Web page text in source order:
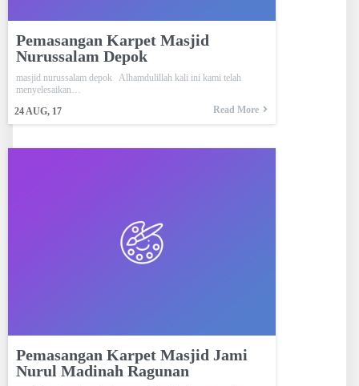
Pemasangan Karpet Masjid
Nurussalam Depok
24AUG, 17
masjid nurussalam depok Alhamdulillah kali ini kami telah
menyelesaikan…
Read More
Pemasangan Karpet Masjid Jami
Nurul Madinah Ragunan